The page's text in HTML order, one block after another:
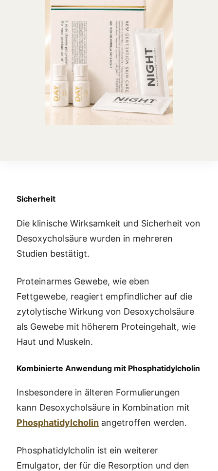
Sicherheit
Die klinische Wirksamkeit und Sicherheit von
Desoxycholsäure wurden in mehreren
Studien bestätigt.
Proteinarmes Gewebe, wie eben
Fettgewebe, reagiert empfindlicher auf die
zytolytische Wirkung von Desoxycholsäure
als Gewebe mit höherem Proteingehalt, wie
Haut und Muskeln.
Kombinierte Anwendung mit Phosphatidylcholin
Insbesondere in älteren Formulierungen
kann Desoxycholsäure in Kombination mit
Phosphatidylcholin angetroffen werden.
Phosphatidylcholin ist ein weiterer
Emulgator, der für die Resorption und den